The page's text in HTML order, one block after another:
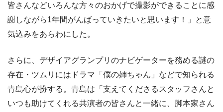
皆さんなどいろんな方々のおかげで撮影ができることに感
謝しながら1年間がんばっていきたいと思います！」と意
気込みをあらわにした。
さらに、デザイアグランプリのナビゲーターを務める謎の
存在・ツムリにはドラマ「僕の姉ちゃん」などで知られる
青島心が扮する。青島は「支えてくださるスタッフさんと
いつも助けてくれる共演者の皆さんと一緒に、脚本家さん